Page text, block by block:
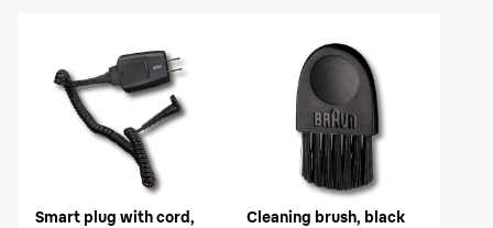
Smart plug with cord,
Cleaning brush, black